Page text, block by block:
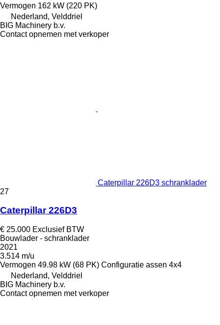
Vermogen 162 kW (220 PK)
Nederland, Velddriel
BIG Machinery b.v.
Contact opnemen met verkoper
Caterpillar 226D3 schranklader
27
Caterpillar 226D3
€ 25.000 Exclusief BTW
Bouwlader - schranklader
2021
3.514 m/u
Vermogen 49.98 kW (68 PK) Configuratie assen 4x4
Nederland, Velddriel
BIG Machinery b.v.
Contact opnemen met verkoper